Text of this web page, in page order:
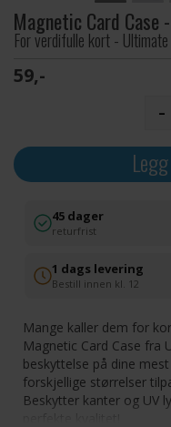
Magnetic Card Case
For verdifulle kort - Ultimate
59,-
-
45 dager
returfrist
1 dags levering
Bestill innen kl. 12
Mange kaller dem for
Magnetic Card Case fra
beskyttelse på dine
forskjellige størrelser
Beskytter kanter og UV